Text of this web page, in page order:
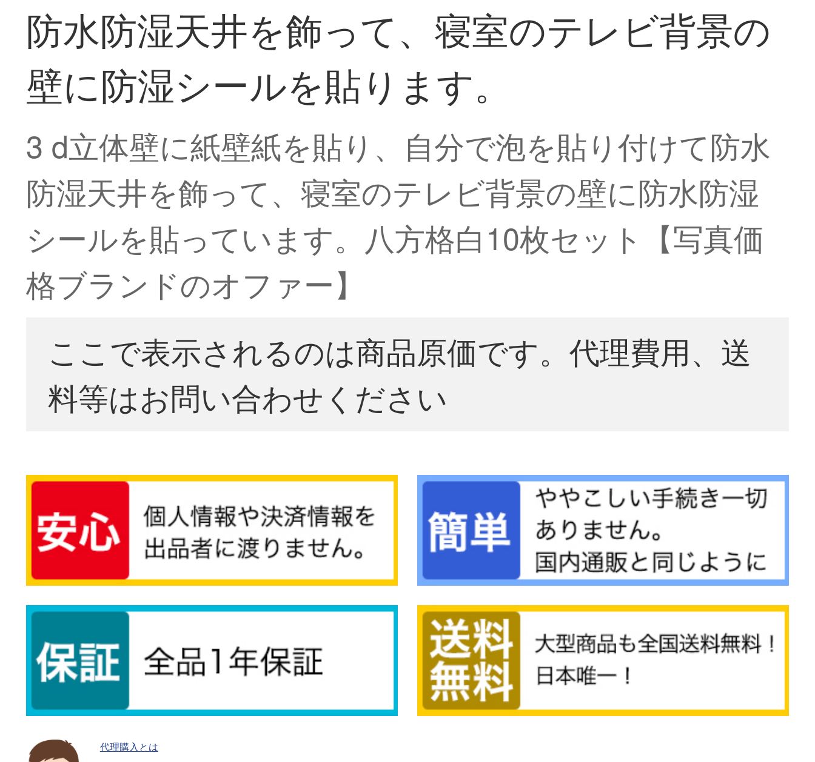
防水防湿天井を飾って、寝室のテレビ背景の
壁に防湿シールを貼ります。
3 d立体壁に紙壁紙を貼り、自分で泡を貼り付けて防水
防湿天井を飾って、寝室のテレビ背景の壁に防水防湿
シールを貼っています。八方格白10枚セット【写真価
格ブランドのオファー】
ここで表示されるのは商品原価です。代理費用、送
料等はお問い合わせください
代理購入とは